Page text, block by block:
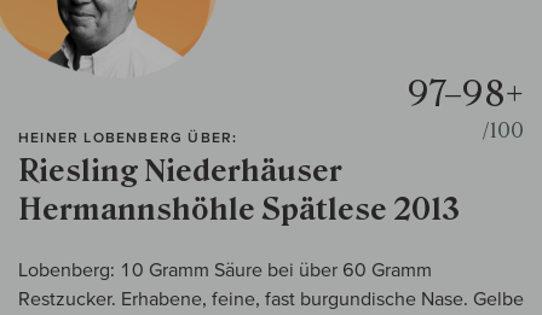
HEINER LOBENBERG ÜBER:
Riesling Niederhäuser
Hermannshöhle Spätlese 2013
97–98+
/100
Lobenberg: 10 Gramm Säure bei über 60 Gramm
Restzucker. Erhabene, feine, fast burgundische Nase. Gelbe